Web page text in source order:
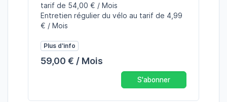
tarif de 54,00 € / Mois
Entretien régulier du vélo au tarif de 4,99
€ / Mois
Plus d'info
59,00 € / Mois
S'abonner